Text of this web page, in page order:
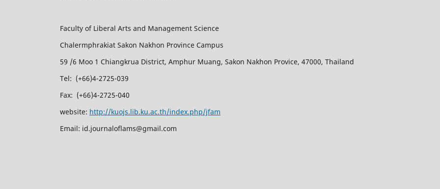
Faculty of Liberal Arts and Management Science
Chalermphrakiat Sakon Nakhon Province Campus
59 /6 Moo 1 Chiangkrua District, Amphur Muang, Sakon Nakhon Provice, 47000, Thailand
Tel: (+66)4-2725-039
Fax: (+66)4-2725-040
website: http://kuojs.lib.ku.ac.th/index.php/jfam
Email: id.journaloflams@gmail.com